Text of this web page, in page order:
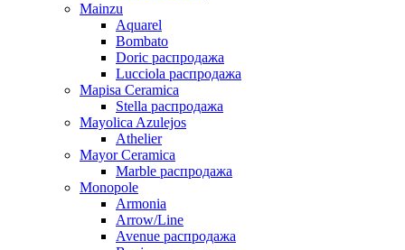
Mainzu
Aquarel
Bombato
Doric распродажа
Lucciola распродажа
Mapisa Ceramica
Stella распродажа
Mayolica Azulejos
Athelier
Mayor Ceramica
Marble распродажа
Monopole
Armonia
Arrow/Line
Avenue распродажа